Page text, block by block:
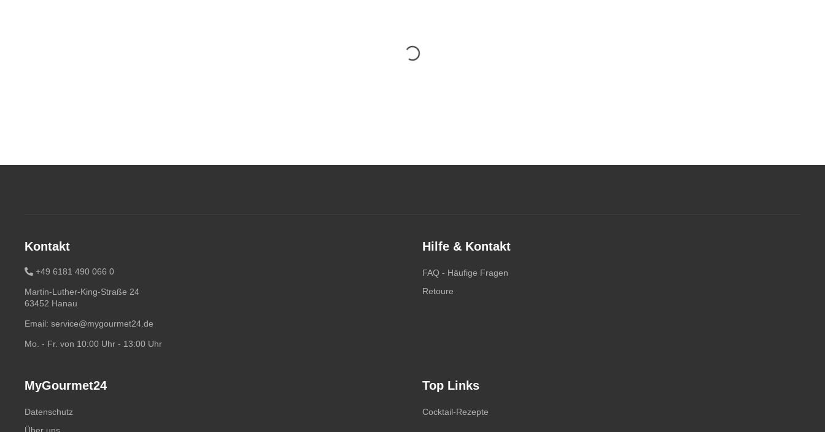
Kontakt
+49 6181 490 066 0
Martin-Luther-King-Straße 24
63452 Hanau
Email: service@mygourmet24.de
Mo. - Fr. von 10:00 Uhr - 13:00 Uhr
Hilfe & Kontakt
FAQ - Häufige Fragen
Retoure
MyGourmet24
Datenschutz
Top Links
Cocktail-Rezepte